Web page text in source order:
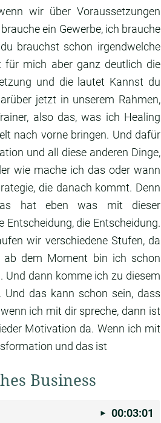
wir über Voraussetzungen
ein Gewerbe, ich brauche
brauchst schon irgendwelche
für mich aber ganz deutlich die
und die lautet Kannst du
jetzt in unserem Rahmen,
also das, was ich Healing
nach vorne bringen. Und dafür
und all diese anderen Dinge,
wie mache ich das oder wann
die danach kommt. Denn
hat eben was mit dieser
Entscheidung, die Entscheidung.
wir verschiedene Stufen, da
ab dem Moment bin ich schon
Und dann komme ich zu diesem
Und das kann schon sein, dass
wenn ich mit dir spreche, dann ist
Motivation da. Wenn ich mit
und das ist
Business
00:03:01